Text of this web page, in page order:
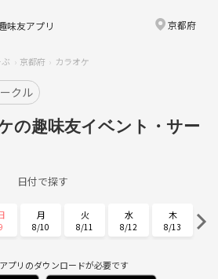
味友アプリ 京都府
京都府 カラオケ
クル
の趣味友イベント・サー
日付で探す
月
8/10
火
8/11
水
8/12
木
8/13
8/16 8/17 8/18
プリのダウンロードが必要です